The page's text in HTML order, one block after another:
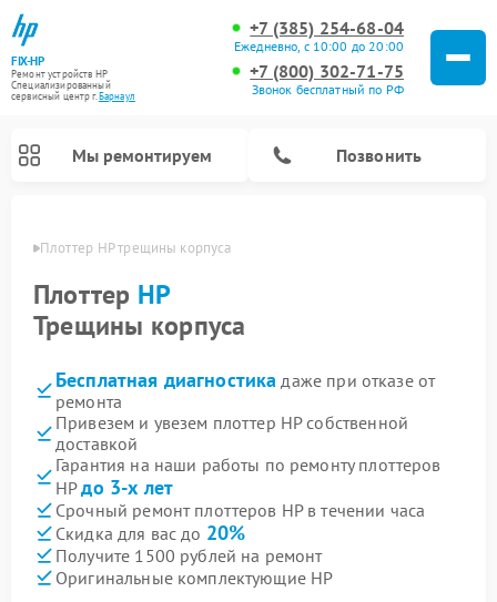
FIX-HP
Ремонт устройств HP
Специализированный
cервисный центр г.Барнаул
+7 (385) 254-68-04
Ежедневно, с 10:00 до 20:00
+7 (800) 302-71-75
Звонок бесплатный по РФ
Мы ремонтируем Позвонить
Плоттер HP трещины корпуса
Плоттер HP
Трещины корпуса
Бесплатная диагностика даже при отказе от
ремонта
Привезем и увезем плоттер HP собственной
доставкой
Гарантия на наши работы по ремонту плоттеров
HPдо 3-х лет
Срочный ремонт плоттеров HP в течении часа
Скидка для вас до 20%
Получите 1500 рублей на ремонт
Оригинальные комплектующие HP